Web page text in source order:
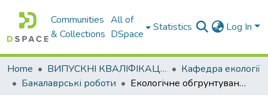
Communities
& Collections
All of
DSpace
Statistics Log In
Home ВИПУСКНІ КВАЛІФІКАЦІЙНІ РОБОТИ
Кафедра екології
Бакалаврські роботи
Екологічне обгрунтування створення «зелених щитів» навколо промислових об’єктів міста (на прикладі м. Павлоград)